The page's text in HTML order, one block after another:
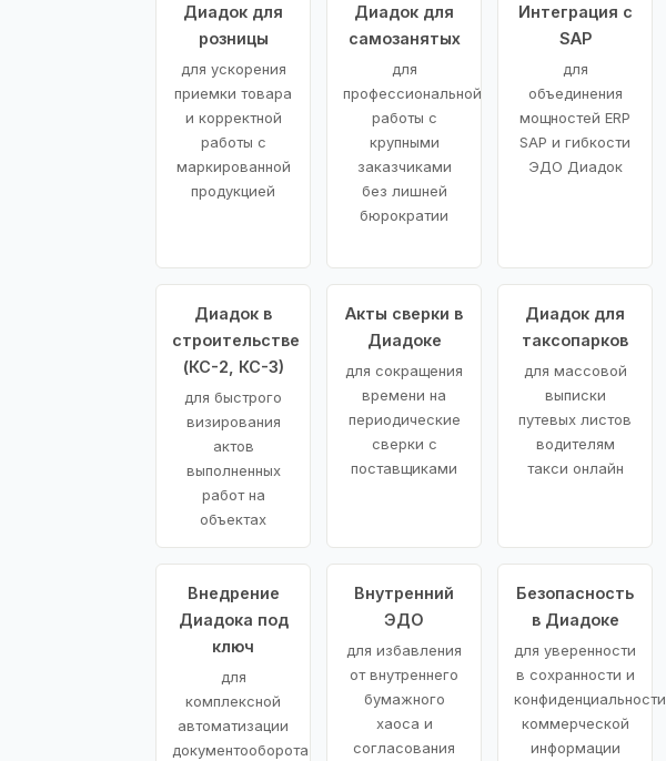
Диадок для
розницы
для ускорения
приемки товара
и корректной
работы с
маркированной
продукцией
Диадок для
самозанятых
для
профессиональной
работы с
крупными
заказчиками
без лишней
бюрократии
Интеграция с
SAP
для
объединения
мощностей ERP
SAP и гибкости
ЭДО Диадок
Диадок в
строительстве
(КС-2, КС-3)
для быстрого
визирования
актов
выполненных
работ на
объектах
Акты сверки в
Диадоке
для сокращения
времени на
периодические
сверки с
поставщиками
Диадок для
таксопарков
для массовой
выписки
путевых листов
водителям
такси онлайн
Внедрение
Диадока под
ключ
для
комплексной
автоматизации
документооборота
Внутренний
ЭДО
для избавления
от внутреннего
бумажного
хаоса и
согласования
Безопасность
в Диадоке
для уверенности
в сохранности и
конфиденциальности
коммерческой
информации